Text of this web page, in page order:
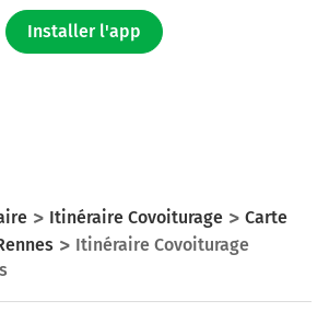
Installer l'app
Itinéraire Covoiturage
Carte
Itinéraire Covoiturage